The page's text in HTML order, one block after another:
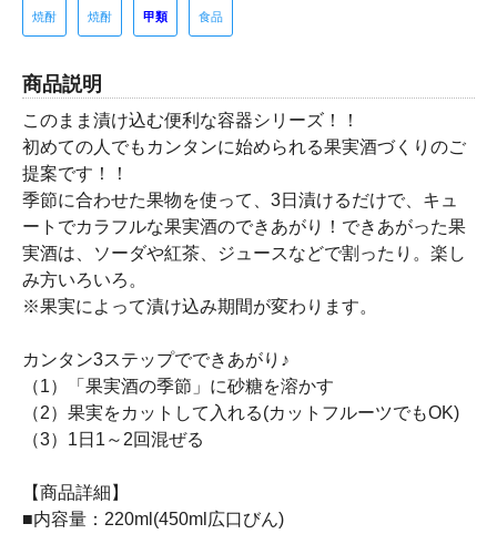
焼酎 焼酎 甲類 食品
商品説明
このまま漬け込む便利な容器シリーズ！！
初めての人でもカンタンに始められる果実酒づくりのご
提案です！！
季節に合わせた果物を使って、3日漬けるだけで、キュ
ートでカラフルな果実酒のできあがり！できあがった果
実酒は、ソーダや紅茶、ジュースなどで割ったり。楽し
み方いろいろ。
※果実によって漬け込み期間が変わります。
カンタン3ステップでできあがり♪
（1）「果実酒の季節」に砂糖を溶かす
（2）果実をカットして入れる(カットフルーツでもOK)
（3）1日1～2回混ぜる
【商品詳細】
■内容量：220ml(450ml広口びん)